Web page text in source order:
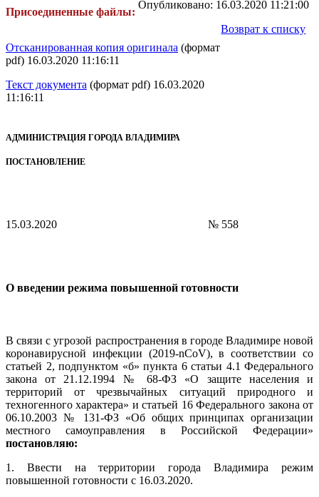
Присоединенные файлы:
Отсканированная копия оригинала (формат
pdf) 16.03.2020 11:16:11
Текст документа (формат pdf) 16.03.2020
11:16:11
АДМИНИСТРАЦИЯ ГОРОДА ВЛАДИМИРА
ПОСТАНОВЛЕНИЕ
15.03.2020 № 558
О введении режима повышенной готовности
В связи с угрозой распространения в городе Владимире новой
коронавирусной инфекции (2019-nCoV), в соответствии со
статьей 2, подпунктом «б» пункта 6 статьи 4.1 Федерального
закона от 21.12.1994 № 68-ФЗ «О защите населения и
территорий от чрезвычайных ситуаций природного и
техногенного характера» и статьей 16 Федерального закона от
06.10.2003 № 131-ФЗ «Об общих принципах организации
местного самоуправления в Российской Федерации»
постановляю:
1. Ввести на территории города Владимира режим
повышенной готовности с 16.03.2020.
Опубликовано: 16.03.2020 11:21:00
Возврат к списку